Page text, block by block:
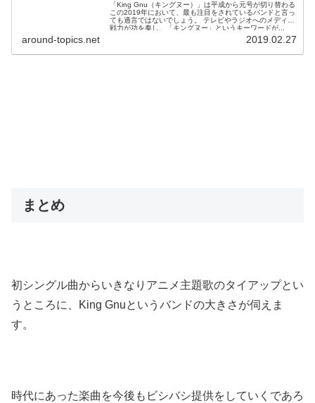
「King Gnu（キングヌー）」は平成から元号が切り替わる
この2019年において、最も注目をされているバンドと言っ
ても過言ではないでしょう。 テレビやラジオへのメディア
戦力が功を奏し、「キングヌー」というキーワードが...
around-topics.net 2019.02.27
まとめ
初シングル曲からいきなりアニメ主題歌のタイアップとい
うところに、King Gnuというバンドの大きさが伺えま
す。
時代にあった楽曲を今後もビシバシ提供をしていくであろ